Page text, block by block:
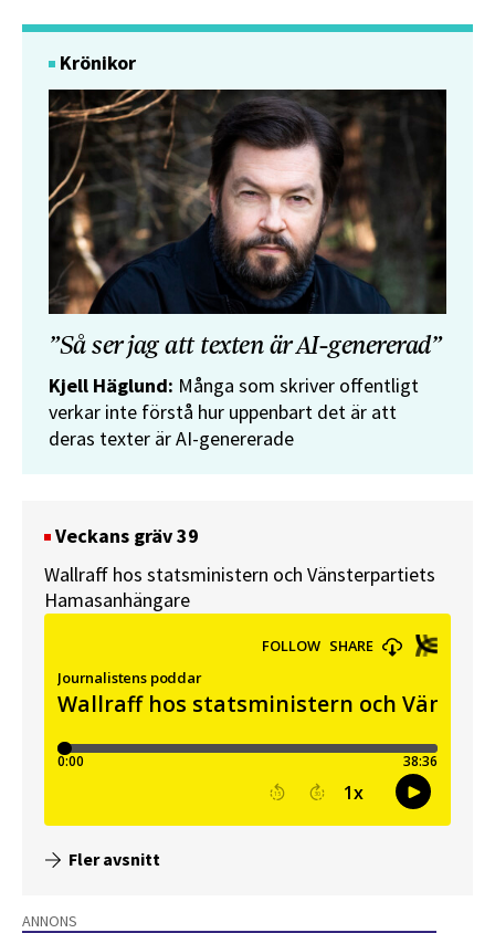
Krönikor
”Så ser jag att texten är AI-genererad”
Kjell Häglund: Många som skriver offentligt
verkar inte förstå hur uppenbart det är att
deras texter är AI-genererade
Veckans gräv 39
Wallraff hos statsministern och Vänsterpartiets
Hamasanhängare
Fler avsnitt
ANNONS